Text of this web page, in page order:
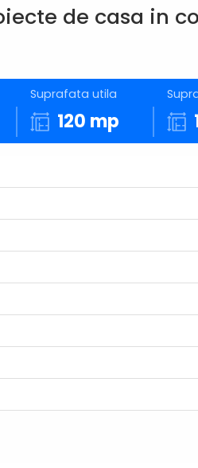
de casa in
Suprafata utila
120 mp